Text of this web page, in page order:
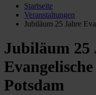
Startseite
Veranstaltungen
Jubiläum 25 Jahre
Jubiläum 25
Potsdam